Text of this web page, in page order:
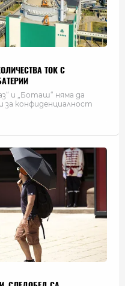
ТОК С
и „Боташ“ няма да
за конфиденциалност